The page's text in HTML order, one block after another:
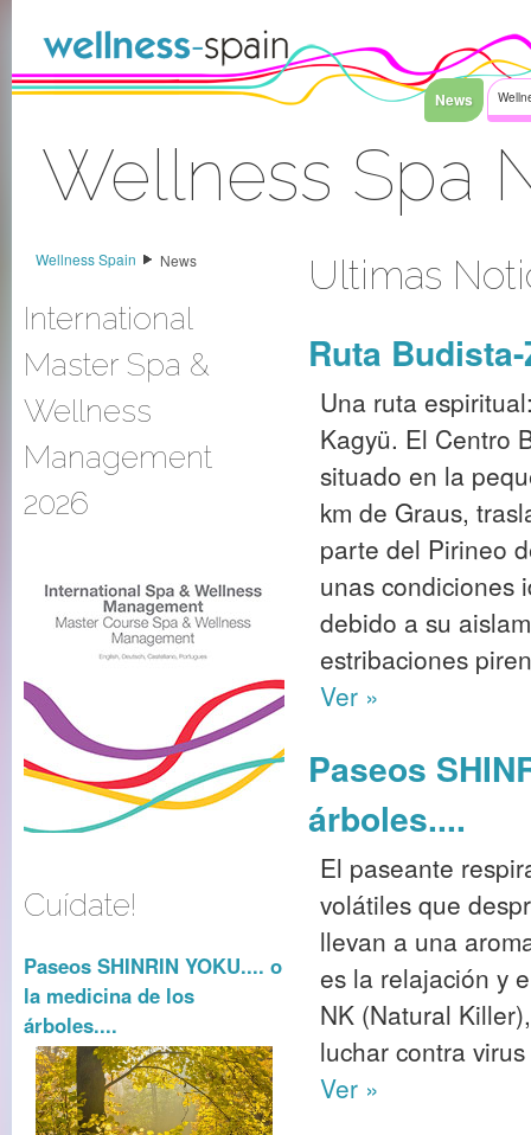
News
Wellness Spa
Wellness Spain
News
International
Master Spa &
Wellness
Management
2026
Cuídate!
Paseos SHINRIN YOKU.... o
la medicina de los
árboles....
Ultimas
Ruta
Una ruta
Kagyü. El Centro
situado en la
km de Graus,
parte del Pirineo
unas condiciones
debido a su
estribaciones
Ver »
Paseos
árboles....
El paseante
volátiles que
llevan a una
es la relajación y
NK (Natural
luchar contra
Ver »